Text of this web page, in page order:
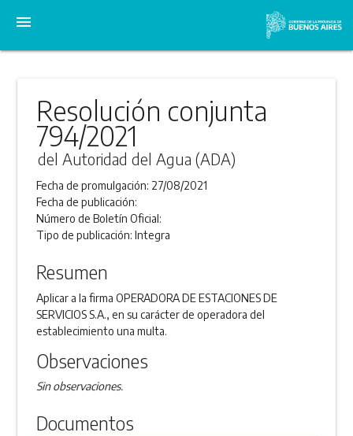
menu
Resolución conjunta
794/2021
del Autoridad del Agua (ADA)
Fecha de promulgación: 27/08/2021
Fecha de publicación:
Número de Boletín Oficial:
Tipo de publicación:Integra
Resumen
Aplicar a la firma OPERADORA DE ESTACIONES DE
SERVICIOS S.A., en su carácter de operadora del
establecimiento una multa.
Observaciones
Sin observaciones.
Documentos